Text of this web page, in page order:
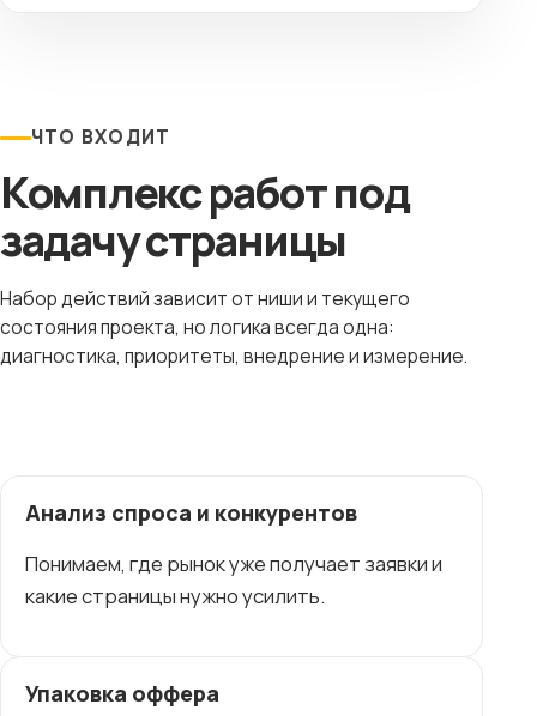
ЧТО ВХОДИТ
Комплекс работ под
задачу страницы
Набор действий зависит от ниши и текущего
состояния проекта, но логика всегда одна:
диагностика, приоритеты, внедрение и измерение.
Анализ спроса и конкурентов
Понимаем, где рынок уже получает заявки и
какие страницы нужно усилить.
Упаковка оффера